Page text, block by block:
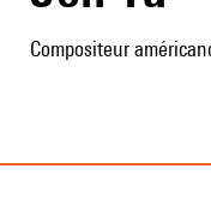
Compositeur